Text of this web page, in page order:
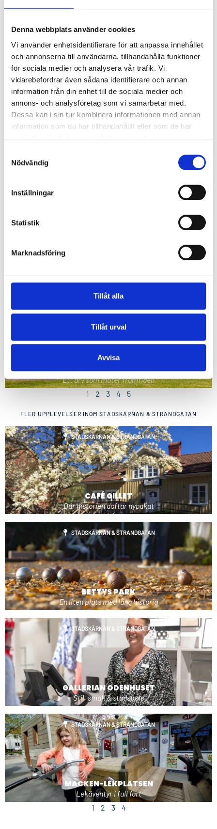
Denna webbplats använder cookies
Vi använder enhetsidentifierare för att anpassa innehållet
och annonserna till användarna, tillhandahålla funktioner
för sociala medier och analysera vår trafik. Vi
vidarebefordrar även sådana identifierare och annan
information från din enhet till de sociala medier och
annons- och analysföretag som vi samarbetar med.
Dessa kan i sin tur kombinera informationen med annan
information som du har tillhandahållit eller som de har
Nödvändig
Inställningar
Statistik
Marknadsföring
Tillåt alla
Tillåt urval
Avvisa
Att uppleva
Hemsida
MER KONST & KULTURI KANALPARKEN
FALLEN
BETTYS PARK
En liten plats med lång historia
INNOVATUM DISTRICT
LOKET
Ett arv som möter framtiden
1
2 3 4 5
FLER UPPLEVELSER INOMSTADSKÄRNAN & STRANDGATAN
STADSKÄRNAN & STRANDGATAN
CAFÉ GILLET
Där historien doftar nybakat
STADSKÄRNAN & STRANDGATAN
BETTYS PARK
En liten plats med lång historia
STADSKÄRNAN & STRANDGATAN
GALLERIAN ODENHUSET
Stil, smak & stadspuls
STADSKÄRNAN & STRANDGATAN
MACKEN-LEKPLATSEN
Lekäventyr i full fart
1
2 3 4